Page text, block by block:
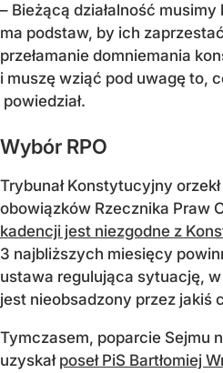
– Bieżącą działalność
ma podstaw, by ich
przełamanie domniemania
i muszę wziąć pod uwagę to,
powiedział.
Wybór RPO
Trybunał Konstytucyjny
obowiązków Rzecznika Praw
kadencji jest niezgodne z
3 najbliższych miesięcy
ustawa regulująca sytuację,
jest nieobsadzony przez jakiś
Tymczasem, poparcie Sejmu
uzyskał poseł PiS Bartłomiej